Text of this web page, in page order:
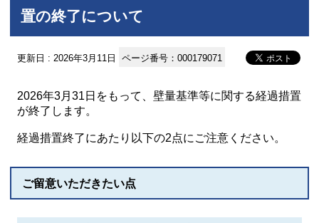
置の終了について
更新日 : 2026年3月11日 ページ番号：000179071
2026年3月31日をもって、壁量基準等に関する経過措置
が終了します。
経過措置終了にあたり以下の2点にご注意ください。
ご留意いただきたい点